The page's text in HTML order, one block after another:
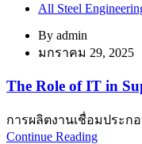
All Steel
By admin
มกราคม 29, 2025
The Role of IT in
การผลิตงานเชื่อมประก
Continue Reading